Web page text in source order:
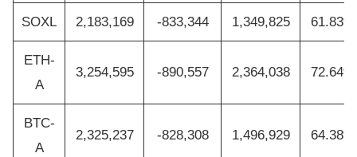
SOXL 2,183,169 -833,344 1,349,825 61.83%
ETH-
A
3,254,595 -890,557 2,364,038 72.64%
BTC-
A
2,325,237 -828,308 1,496,929 64.38%